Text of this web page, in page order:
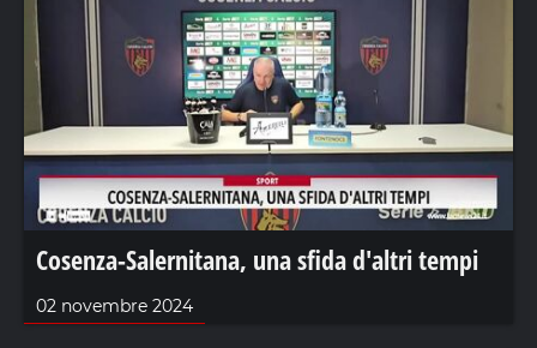
Cosenza-Salernitana, una sfida d'altri tempi
02 novembre 2024